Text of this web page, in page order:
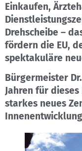
Einkaufen,
Drehscheibe –
fördern die EU,
spektakuläre
Bürgermeister
Jahren für
starkes neues